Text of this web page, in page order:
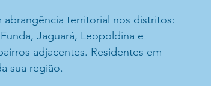
abrangência territorial nos distritos:
Jaguará, Leopoldina e
adjacentes. Residentes em
sua região.